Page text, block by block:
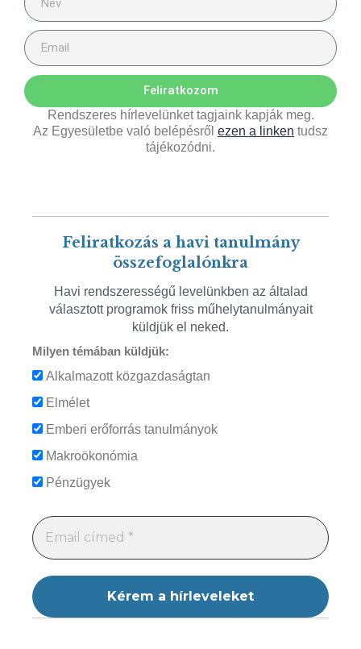
Feliratkozom
Rendszeres hírlevelünket tagjaink kapják meg.
Az Egyesületbe való belépésről ezen a linken tudsz
tájékozódni.
Feliratkozás a havi tanulmány
összefoglalónkra
Havi rendszerességű levelünkben az általad
választott programok friss műhelytanulmányait
küldjük el neked.
Milyen témában küldjük:
Alkalmazott közgazdaságtan
Elmélet
Emberi erőforrás tanulmányok
Makroökonómia
Pénzügyek